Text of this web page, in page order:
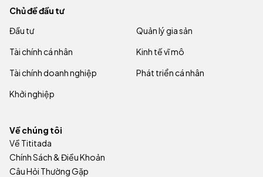
Chủ đề đầu tư
Đầu tư
Quản lý gia sản
Tài chính cá nhân
Kinh tế vĩ mô
Tài chính doanh nghiệp
Phát triển cá nhân
Khởi nghiệp
Về chúng tôi
Về Tititada
Chính Sách & Điều Khoản
Câu Hỏi Thường Gặp